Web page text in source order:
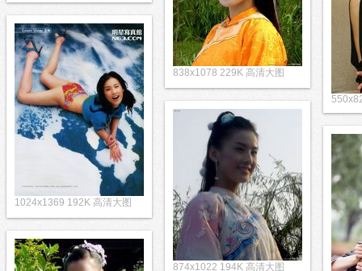
838x1078 229K 高清大图
1024x1369 192K 高清大图
874x1022 194K 高清大图